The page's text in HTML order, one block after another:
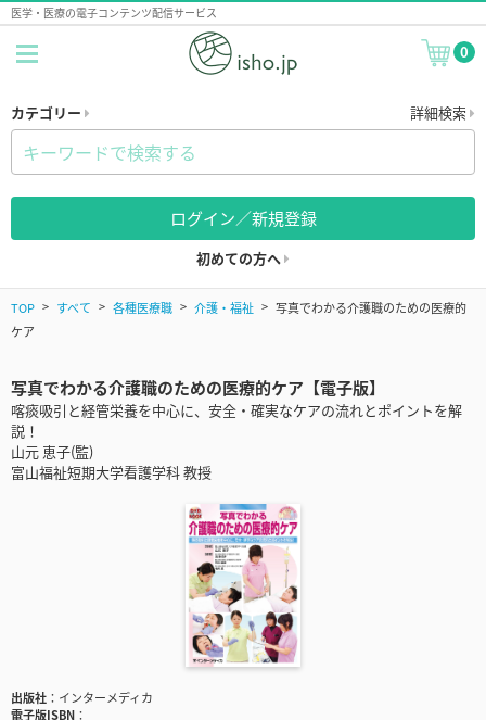
医学・医療の電子コンテンツ配信サービス
0
カテゴリー 詳細検索
ログイン／新規登録
初めての方へ
TOP すべて 各種医療職 介護・福祉
写真でわかる介護職のための医療的
ケア
写真でわかる介護職のための医療的ケア【電子版】
喀痰吸引と経管栄養を中心に、安全・確実なケアの流れとポイントを解
説！
山元 恵子(監)
富山福祉短期大学看護学科 教授
出版社
インターメディカ
電子版ISBN